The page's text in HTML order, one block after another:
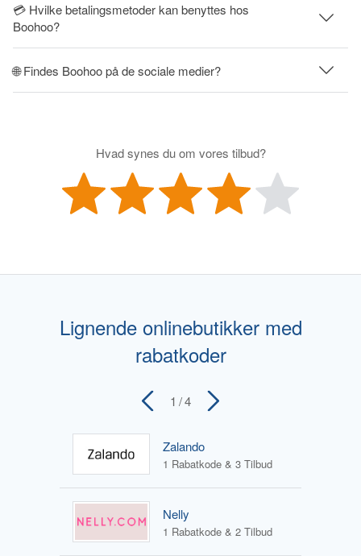
💳 Hvilke betalingsmetoder kan benyttes hos
Boohoo?
🌐 Findes Boohoo på de sociale medier?
Hvad synes du om vores tilbud?
Lignende onlinebutikker med
rabatkoder
1 / 4
Zalando
1 Rabatkode & 3 Tilbud
Nelly
1 Rabatkode & 2 Tilbud